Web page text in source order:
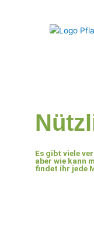
Es gibt viele
aber wie kann
findet ihr jede